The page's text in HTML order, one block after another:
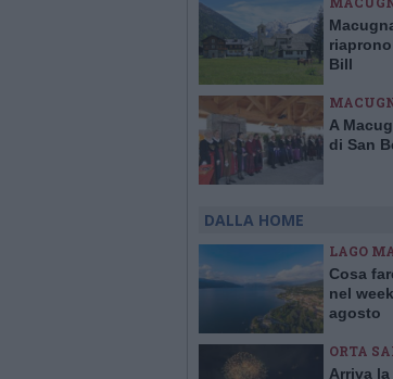
Bill
A
di San
DALLA HOME
LAGO
Cosa
nel
agosto
ORTA
Arriva